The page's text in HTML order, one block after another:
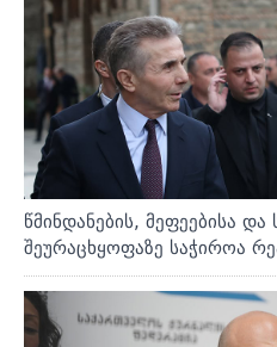
წმინდანების, მეფეებისა
შეურაცხყოფაზე საჭიროა